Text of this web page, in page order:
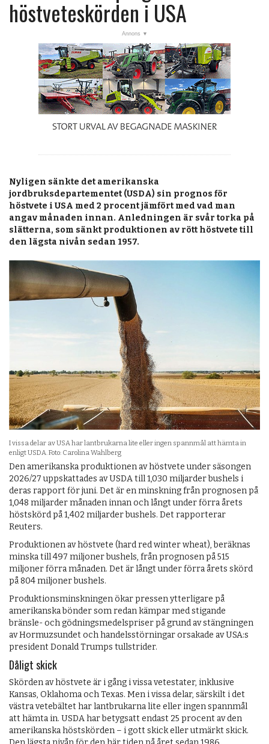
Veckans nyheter
RSS-flöde
OPINION
KALENDER
MARKNAD
TJÄNSTER
JOBB
ANNONSERA
PRENUMERERA
OM OSS
höstveteskörden i USA
Nyligen sänkte det amerikanska
jordbruksdepartementet (USDA) sin prognos för
höstvete i USA med 2 procent jämfört med vad man
angav månaden innan. Anledningen är svår torka på
slätterna, som sänkt produktionen av rött höstvete till
den lägsta nivån sedan 1957.
I vissa delar av USA har lantbrukarna lite eller ingen spannmål att hämta in
enligt USDA. Foto: Carolina Wahlberg
Den amerikanska produktionen av höstvete under säsongen
2026/27 uppskattades av USDA till 1,030 miljarder bushels i
deras rapport för juni. Det är en minskning från prognosen på
1,048 miljarder månaden innan och långt under förra årets
höstskörd på 1,402 miljarder bushels. Det rapporterar
Reuters.
Produktionen av höstvete (hard red winter wheat), beräknas
minska till 497 miljoner bushels, från prognosen på 515
miljoner förra månaden. Det är långt under förra årets skörd
på 804 miljoner bushels.
Produktionsminskningen ökar pressen ytterligare på
amerikanska bönder som redan kämpar med stigande
bränsle- och gödningsmedelspriser på grund av stängningen
av Hormuzsundet och handelsstörningar orsakade av USA:s
president Donald Trumps tullstrider.
Dåligt skick
Skörden av höstvete är i gång i vissa vetestater, inklusive
Kansas, Oklahoma och Texas. Men i vissa delar, särskilt i det
västra vetebältet har lantbrukarna lite eller ingen spannmål
att hämta in. USDA har betygsatt endast 25 procent av den
amerikanska höstskörden – i gott skick eller utmärkt skick.